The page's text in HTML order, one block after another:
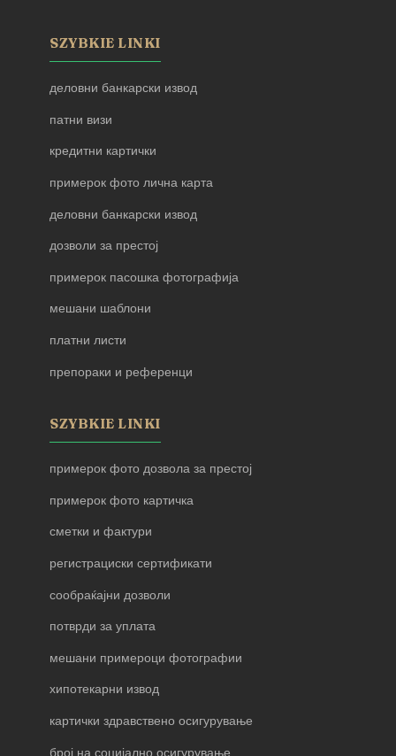
SZYBKIE LINKI
деловни банкарски извод
патни визи
кредитни картички
примерок фото лична карта
деловни банкарски извод
дозволи за престој
примерок пасошка фотографија
мешани шаблони
платни листи
препораки и референци
SZYBKIE LINKI
примерок фото дозвола за престој
примерок фото картичка
сметки и фактури
регистрациски сертификати
сообраќајни дозволи
потврди за уплата
мешани примероци фотографии
хипотекарни извод
картички здравствено осигурување
број на социјално осигурување